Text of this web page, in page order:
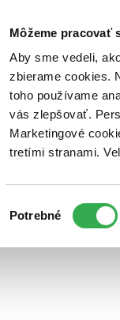
Môžeme pracovať
Aby sme vedeli,
zbierame cookies.
toho používame
vás zlepšovať.
Marketingové
tretími stranami.
súhlasu
Potrebné
Poukážky